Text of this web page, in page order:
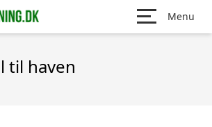
Menu
til haven